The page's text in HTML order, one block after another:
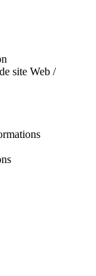
site Web /